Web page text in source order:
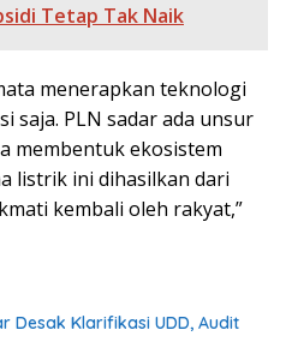
Tetap Tak Naik
menerapkan teknologi
saja. PLN sadar ada unsur
membentuk ekosistem
listrik ini dihasilkan dari
kembali oleh rakyat,”
Desak Klarifikasi UDD, Audit